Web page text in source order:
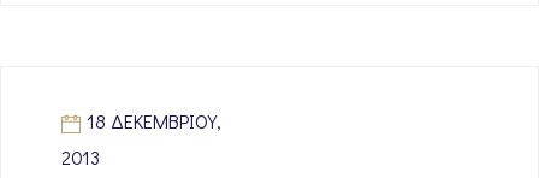
18 ΔΕΚΕΜΒΡΊΟΥ,
2013